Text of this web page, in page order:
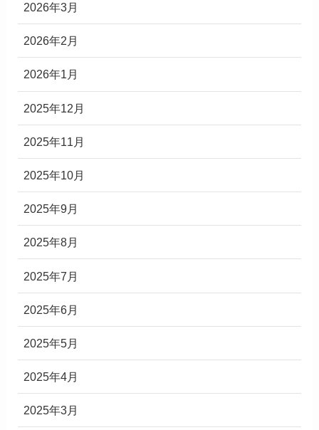
2026年3月
2026年2月
2026年1月
2025年12月
2025年11月
2025年10月
2025年9月
2025年8月
2025年7月
2025年6月
2025年5月
2025年4月
2025年3月